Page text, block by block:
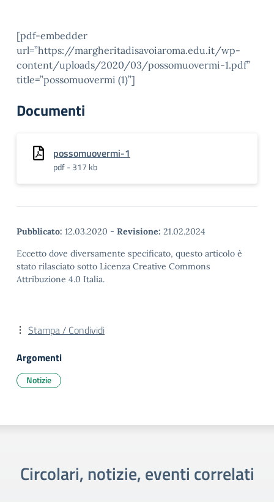
[pdf-embedder
url=”https://margheritadisavoiaroma.edu.it/wp-
content/uploads/2020/03/possomuovermi-1.pdf”
title=”possomuovermi (1)”]
Documenti
possomuovermi-1
pdf - 317 kb
Pubblicato: 12.03.2020 - Revisione: 21.02.2024
Eccetto dove diversamente specificato, questo articolo è
stato rilasciato sotto Licenza Creative Commons
Attribuzione 4.0 Italia.
Stampa / Condividi
Argomenti
Notizie
Circolari, notizie, eventi correlati